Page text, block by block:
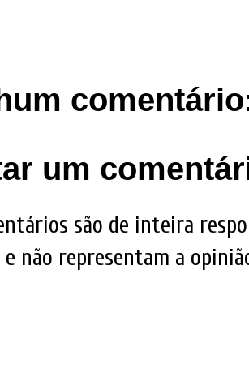
um
são de inteira
não representam a